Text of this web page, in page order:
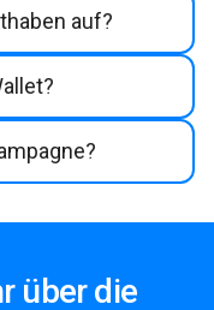
auf?
über die